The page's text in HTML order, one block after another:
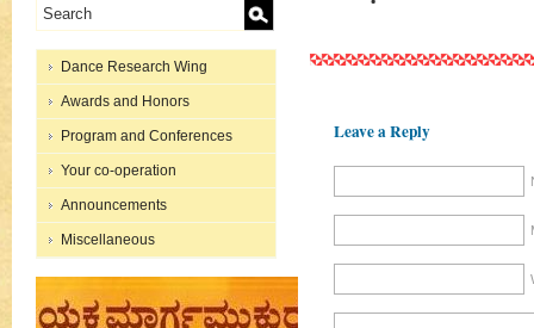
Dance Research Wing
Awards and Honors
Program and Conferences
Your co-operation
Announcements
Miscellaneous
Leave a Reply